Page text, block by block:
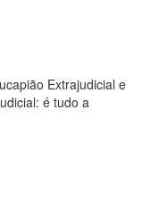
Extrajudicial e
é tudo a